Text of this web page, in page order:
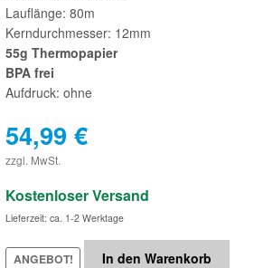
Lauflänge: 80m
Kerndurchmesser: 12mm
55g Thermopapier
BPA frei
Aufdruck: ohne
54,99€
zzgl. MwSt.
Kostenloser Versand
Lieferzeit: ca. 1-2 Werktage
ANGEBOT! In den Warenkorb